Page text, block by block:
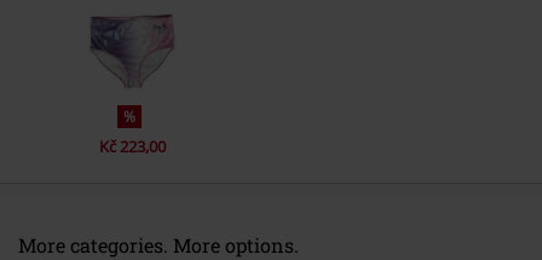
%
Kč 223,00
More categories. More options.